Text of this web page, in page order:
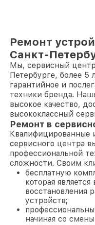
Ремонт
Санкт-
Мы, сервисный
Петербурге, более 5
гарантийное и
техники бренда.
высокое качество,
высококлассный
Ремонт в
Квалифицированные
сервисного центра
профессиональной
сложности. Своим
бесплатную
которая
восстановления
устройств;
начиная со